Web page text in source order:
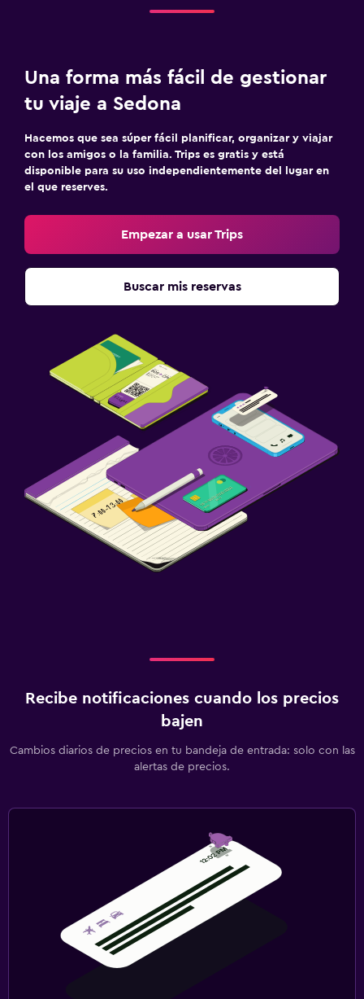
Una forma más fácil de gestionar
tu viaje a Sedona
Hacemos que sea súper fácil planificar, organizar y viajar
con los amigos o la familia. Trips es gratis y está
disponible para su uso independientemente del lugar en
el que reserves.
Empezar a usar Trips
Buscar mis reservas
Recibe notificaciones cuando los precios
bajen
Cambios diarios de precios en tu bandeja de entrada: solo con las
alertas de precios.